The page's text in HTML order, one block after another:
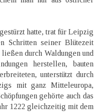
hatte, trat für Leipzig
Schritten seiner Blütezeit
durch Waldungen und
herstellen, bauten
unterstützt durch
mit ganz Mitteleuropa,
gehörte auch das
1222 gleichzeitig mit dem